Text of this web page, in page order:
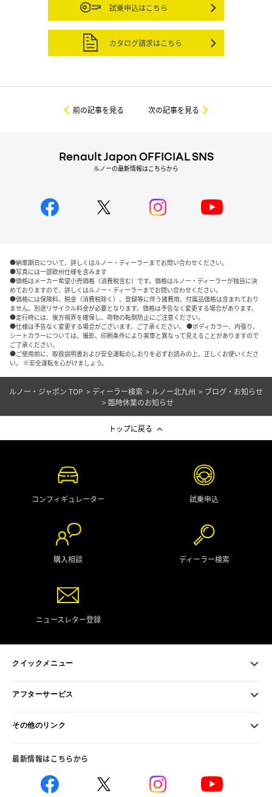
試乗申込はこちら
カタログ請求はこちら
前の記事を見る 次の記事を見る
Renault Japon OFFICIAL SNS
ルノーの最新情報はこちらから
●納車期日について、詳しくはルノー・ディーラーまでお問い合わせください。
●写真には一部欧州仕様を含みます
●価格はメーカー希望小売価格（消費税含む）です。価格はルノー・ディーラーが独自に決
めておりますので、詳しくはルノー・ディーラーまでお問い合わせください。
●価格には保険料、税金（消費税除く）、登録等に伴う諸費用、付属品価格は含まれており
ません。別途リサイクル料金が必要となります。価格は予告なく変更する場合があります。
●走行時には、後方視界を確保し、荷物の転倒防止にご注意ください。
●仕様は予告なく変更する場合がございます。ご了承ください。 ●ボディカラー、内張り、
シートカラーについては、撮影、印刷条件により実車と異なって見えることがありますので
ご了承ください。
●ご使用前に、取扱説明書および安全運転のしおりを必ずお読みの上、正しくお使いくださ
い。 ※安全運転を心がけましょう。
ルノー・ジャポン TOP ディーラー検索 ルノー北九州
ブログ・お知らせ
臨時休業のお知らせ
トップに戻る
コンフィギュレーター 試乗申込
購入相談 ディーラー検索
ニュースレター登録
クイックメニュー
アフターサービス
その他のリンク
最新情報はこちらから